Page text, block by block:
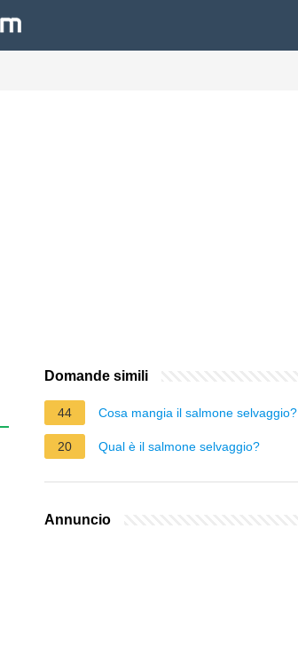
Domande simili
44 Cosa mangia il salmone selvaggio?
20 Qual è il salmone selvaggio?
Annuncio